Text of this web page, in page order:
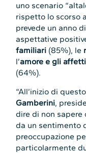
uno scenario
rispetto lo scorso
prevede un anno
aspettative
familiari (85%), le
l’amore e gli affetti
(64%).
“All’inizio di
Gamberini,
dire di non sapere
da un sentimento
preoccupazione
particolarmente